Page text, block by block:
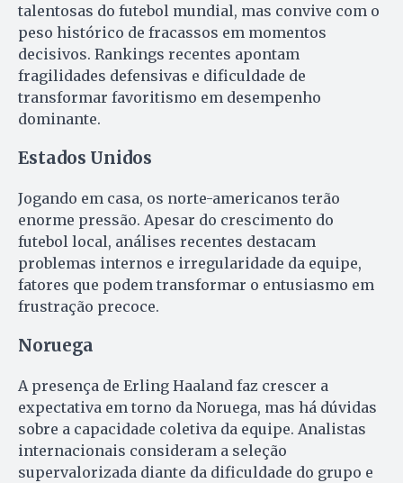
talentosas do futebol mundial, mas convive com o
peso histórico de fracassos em momentos
decisivos. Rankings recentes apontam
fragilidades defensivas e dificuldade de
transformar favoritismo em desempenho
dominante.
Estados Unidos
Jogando em casa, os norte-americanos terão
enorme pressão. Apesar do crescimento do
futebol local, análises recentes destacam
problemas internos e irregularidade da equipe,
fatores que podem transformar o entusiasmo em
frustração precoce.
Noruega
A presença de Erling Haaland faz crescer a
expectativa em torno da Noruega, mas há dúvidas
sobre a capacidade coletiva da equipe. Analistas
internacionais consideram a seleção
supervalorizada diante da dificuldade do grupo e